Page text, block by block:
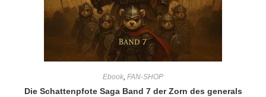
Ebook, FAN-SHOP
Die Schattenpfote Saga Band 7 der Zorn des generals